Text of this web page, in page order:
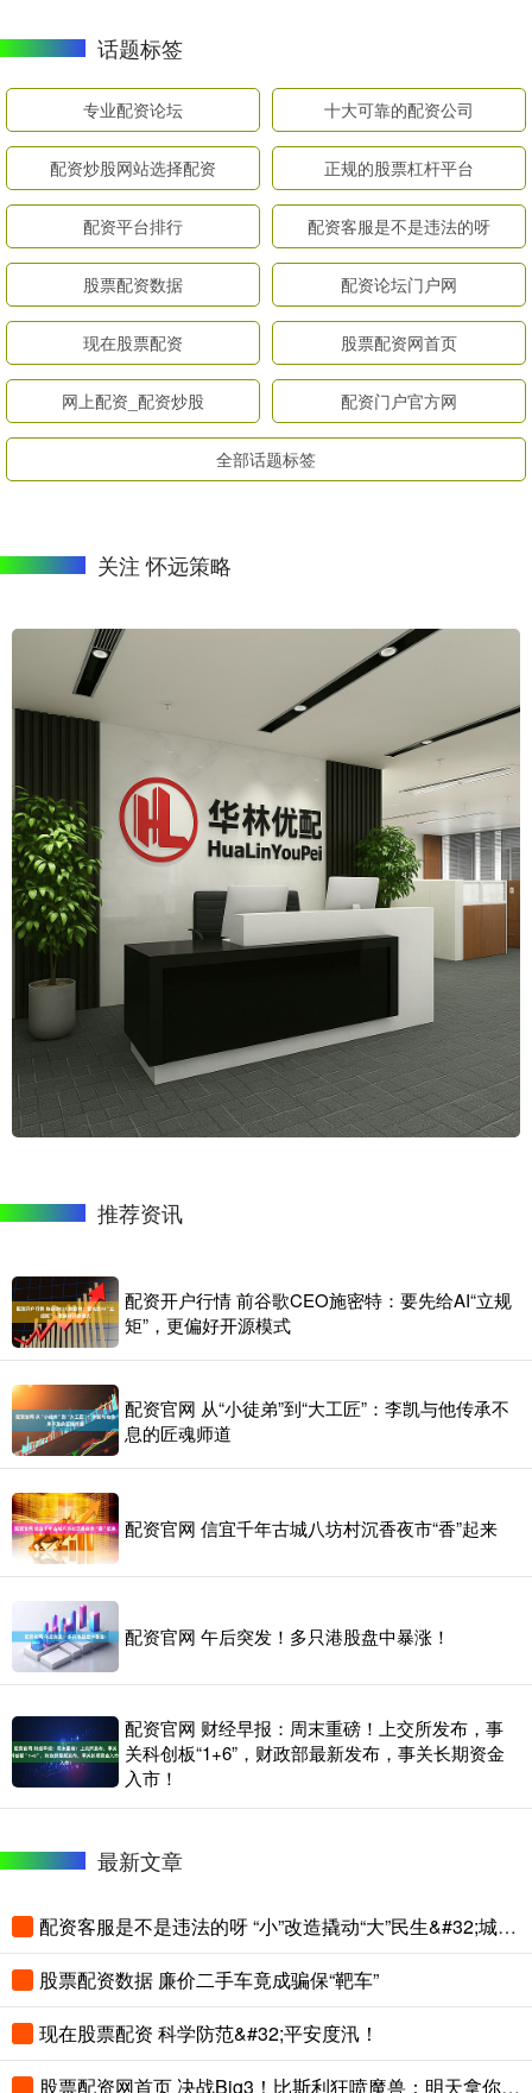
话题标签
专业配资论坛 十大可靠的配资公司
配资炒股网站选择配资 正规的股票杠杆平台
配资平台排行 配资客服是不是违法的呀
股票配资数据 配资论坛门户网
现在股票配资 股票配资网首页
网上配资_配资炒股 配资门户官方网
全部话题标签
关注 怀远策略
推荐资讯
配资开户行情 前谷歌CEO施密特：要先给AI“立规
矩”，更偏好开源模式
配资官网 从“小徒弟”到“大工匠”：李凯与他传承不
息的匠魂师道
配资官网 信宜千年古城八坊村沉香夜市“香”起来
配资官网 午后突发！多只港股盘中暴涨！
配资官网 财经早报：周末重磅！上交所发布，事
关科创板“1+6”，财政部最新发布，事关长期资金
入市！
最新文章
配资客服是不是违法的呀 “小”改造撬动“大”民生&#32;城市微更新切实提升群众“幸福感+获得感”
股票配资数据 廉价二手车竟成骗保“靶车”
现在股票配资 科学防范&#32;平安度汛！
股票配资网首页 决战Big3！比斯利狂喷魔兽：明天拿你当猴耍！看我狠狠干干爆你！